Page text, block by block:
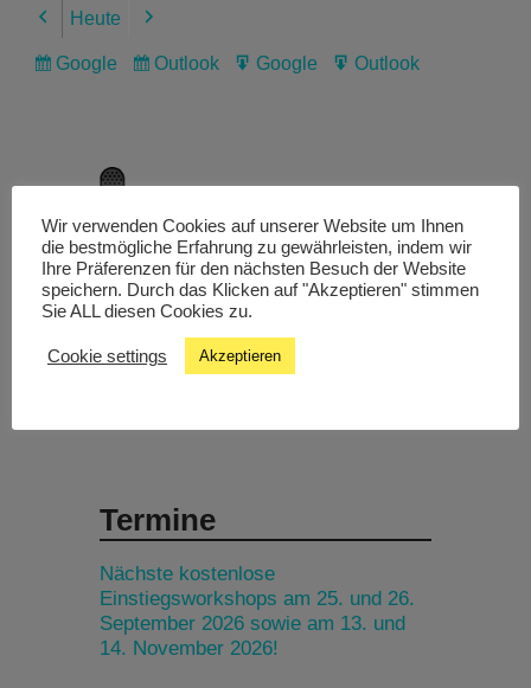
Previous
Heute Next
Subscribe
Google
Subscribe
Outlook
Export
Google
Export
Outlook
Livestream
Studiochat
Termine
Nächste kostenlose
Einstiegsworkshops am 25. und 26.
September 2026 sowie am 13. und
14. November 2026!
Wir verwenden Cookies auf unserer Website um Ihnen
die bestmögliche Erfahrung zu gewährleisten, indem wir
Ihre Präferenzen für den nächsten Besuch der Website
speichern. Durch das Klicken auf "Akzeptieren" stimmen
Sie ALL diesen Cookies zu.
Cookie settings Akzeptieren